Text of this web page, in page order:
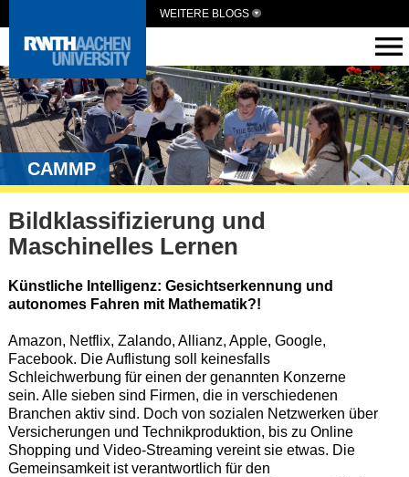
WEITERE BLOGS
CAMMP
Bildklassifizierung und
Maschinelles Lernen
Künstliche Intelligenz: Gesichtserkennung und
autonomes Fahren mit Mathematik?!
Amazon, Netflix, Zalando, Allianz, Apple, Google,
Facebook. Die Auflistung soll keinesfalls
Schleichwerbung für einen der genannten Konzerne
sein. Alle sieben sind Firmen, die in verschiedenen
Branchen aktiv sind. Doch von sozialen Netzwerken über
Versicherungen und Technikproduktion, bis zu Online
Shopping und Video-Streaming vereint sie etwas. Die
Gemeinsamkeit ist verantwortlich für den